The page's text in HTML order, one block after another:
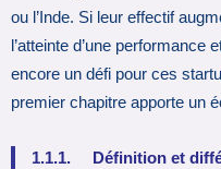
ou l’Inde. Si leur effectif
l’atteinte d’une
encore un défi pour ces
premier chapitre apporte un
1.1.1. Définition et